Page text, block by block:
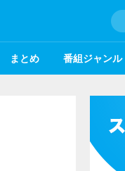
まとめ 番組ジャンル